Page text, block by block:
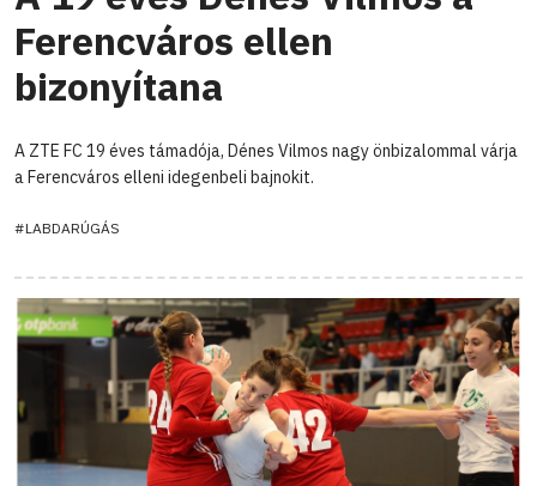
Ferencváros ellen
bizonyítana
A ZTE FC 19 éves támadója, Dénes Vilmos nagy önbizalommal várja
a Ferencváros elleni idegenbeli bajnokit.
#LABDARÚGÁS